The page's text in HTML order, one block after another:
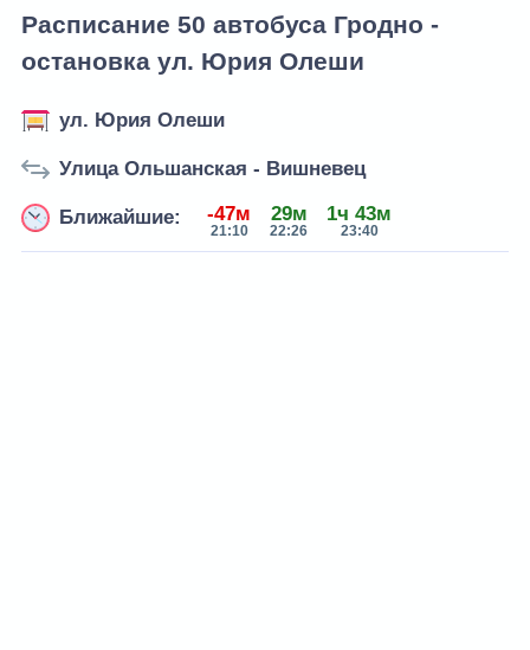
Расписание 50 автобуса Гродно -
остановка ул. Юрия Олеши
ул. Юрия Олеши
Улица Ольшанская - Вишневец
Ближайшие: -47м
21:10
29м
22:26
1ч 43м
23:40